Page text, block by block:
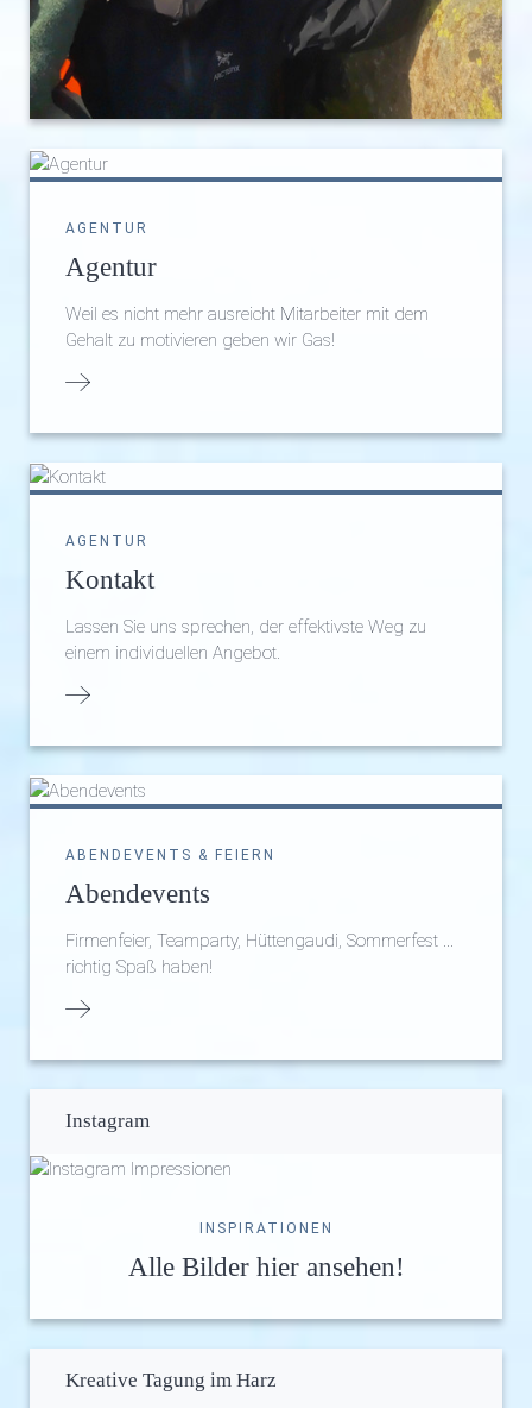
AGENTUR
Agentur
Weil es nicht mehr ausreicht Mitarbeiter mit dem
Gehalt zu motivieren geben wir Gas!
AGENTUR
Kontakt
Lassen Sie uns sprechen, der effektivste Weg zu
einem individuellen Angebot.
ABENDEVENTS & FEIERN
Abendevents
Firmenfeier, Teamparty, Hüttengaudi, Sommerfest ...
richtig Spaß haben!
Instagram
INSPIRATIONEN
Alle Bilder hier ansehen!
Kreative Tagung im Harz